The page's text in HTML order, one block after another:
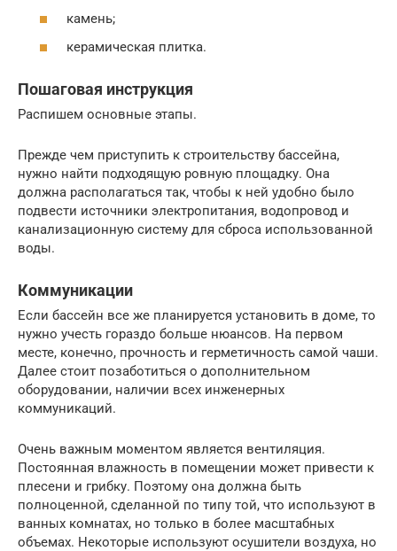
камень;
керамическая плитка.
Пошаговая инструкция
Распишем основные этапы.
Прежде чем приступить к строительству бассейна,
нужно найти подходящую ровную площадку. Она
должна располагаться так, чтобы к ней удобно было
подвести источники электропитания, водопровод и
канализационную систему для сброса использованной
воды.
Коммуникации
Если бассейн все же планируется установить в доме, то
нужно учесть гораздо больше нюансов. На первом
месте, конечно, прочность и герметичность самой чаши.
Далее стоит позаботиться о дополнительном
оборудовании, наличии всех инженерных
коммуникаций.
Очень важным моментом является вентиляция.
Постоянная влажность в помещении может привести к
плесени и грибку. Поэтому она должна быть
полноценной, сделанной по типу той, что используют в
ванных комнатах, но только в более масштабных
объемах. Некоторые используют осушители воздуха, но